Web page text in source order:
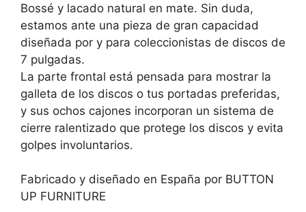
Bossé y lacado natural en mate. Sin duda,
estamos ante una pieza de gran capacidad
diseñada por y para coleccionistas de discos de
7 pulgadas.
La parte frontal está pensada para mostrar la
galleta de los discos o tus portadas preferidas,
y sus ochos cajones incorporan un sistema de
cierre ralentizado que protege los discos y evita
golpes involuntarios.
Fabricado y diseñado en España por BUTTON
UP FURNITURE